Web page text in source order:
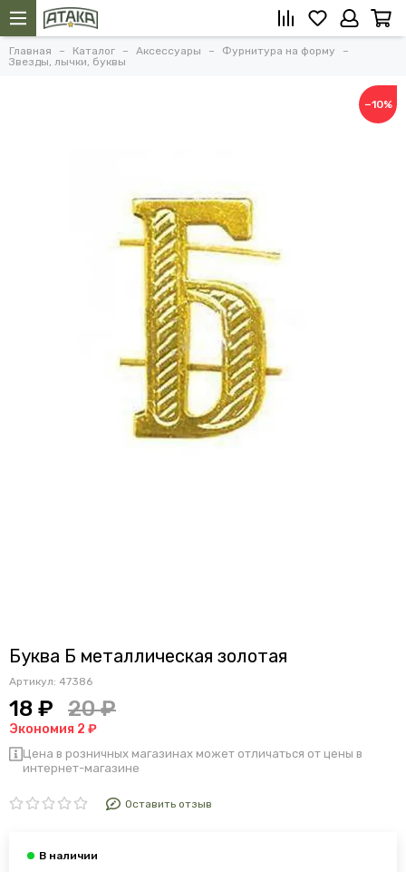
Главная Каталог Аксессуары
Фурнитура на форму
Звезды, лычки, буквы
−10%
Буква Б металлическая золотая
Артикул: 47386
18 ₽ 20 ₽
Экономия 2 ₽
Цена в розничных магазинах может отличаться от цены в
интернет-магазине
Оставить отзыв